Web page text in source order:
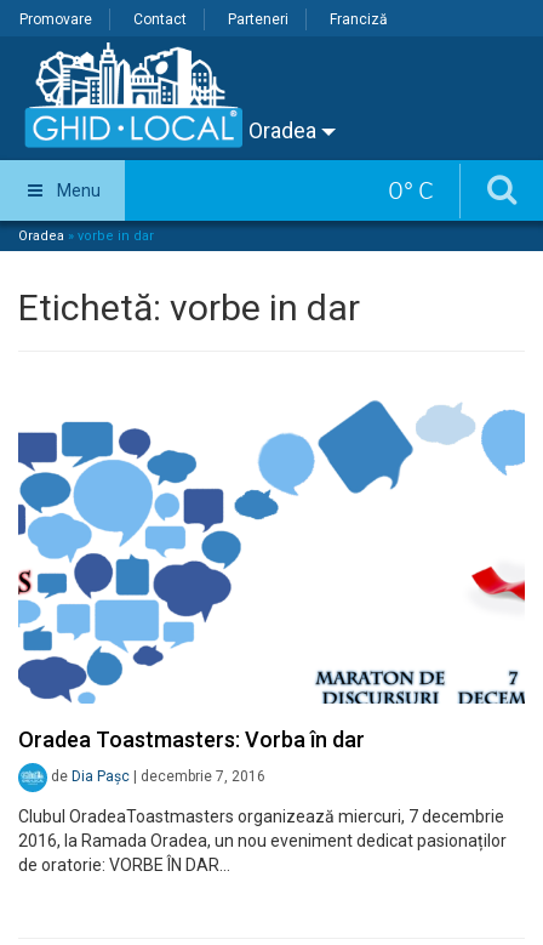
Promovare Contact Parteneri Franciză
Oradea
0° C
Menu
Oradea » vorbe in dar
Etichetă: vorbe in dar
Oradea Toastmasters: Vorba în dar
de Dia Pașc decembrie 7, 2016
Clubul OradeaToastmasters organizează miercuri, 7 decembrie
2016, la Ramada Oradea, un nou eveniment dedicat pasionaților
de oratorie: VORBE ÎN DAR…